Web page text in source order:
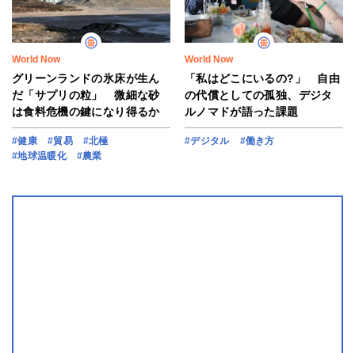
World Now
グリーンランドの氷床が生ん
だ「サプリの粒」 微細な砂
は食料危機の鍵になり得るか
#健康 #貿易
#北極
#地球温暖化
#農業
World Now
「私はどこにいるの?」 自由
の代償としての孤独、デジタ
ルノマドが語った課題
#デジタル #働き方